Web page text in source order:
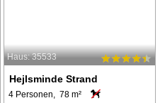
Haus: 35533
Hejlsminde Strand
4 Personen, 78 m²